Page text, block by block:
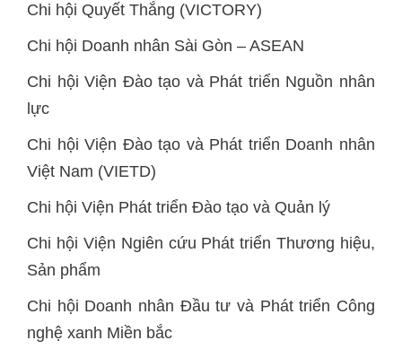
Chi hội Quyết Thắng (VICTORY)
Chi hội Doanh nhân Sài Gòn – ASEAN
Chi hội Viện Đào tạo và Phát triển Nguồn nhân
lực
Chi hội Viện Đào tạo và Phát triển Doanh nhân
Việt Nam (VIETD)
Chi hội Viện Phát triển Đào tạo và Quản lý
Chi hội Viện Ngiên cứu Phát triển Thương hiệu,
Sản phẩm
Chi hội Doanh nhân Đầu tư và Phát triển Công
nghệ xanh Miền bắc